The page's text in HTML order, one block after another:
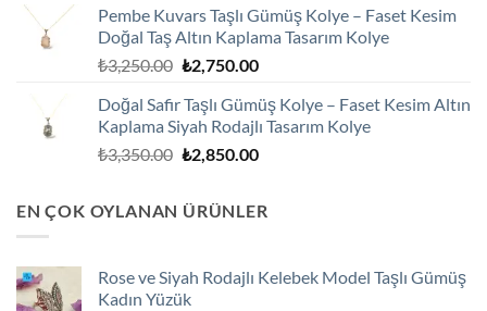
₺2,100.00.fiyat:
₺1,800.00.
Pembe Kuvars Taşlı Gümüş Kolye – Faset Kesim
Doğal Taş Altın Kaplama Tasarım Kolye
₺3,250.00 Orijinal
₺3,250.00.
₺2,750.00Şu
fiyat:
₺2,750.00.
Doğal Safir Taşlı Gümüş Kolye – Faset Kesim Altın
Kaplama Siyah Rodajlı Tasarım Kolye
₺3,350.00 Orijinal
₺2,850.00Şu
₺2,850.00.
EN ÇOK OYLANAN ÜRÜNLER
Rose ve Siyah Rodajlı Kelebek Model Taşlı Gümüş
Kadın Yüzük